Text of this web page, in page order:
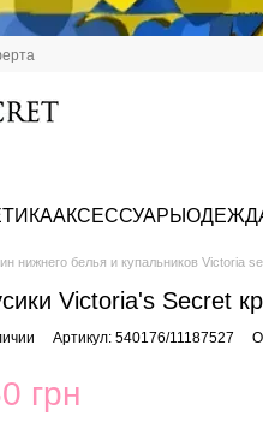
АКСЕССУАРЫ
нижнего белья и купальников Victoria
Victoria's Secret
Артикул: 540176/11187527
грн